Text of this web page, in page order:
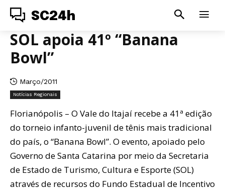
SC24h
SOL apoia 41º “Banana
Bowl”
Março/2011
Notícias Regionais
Florianópolis – O Vale do Itajaí recebe a 41ª edição
do torneio infanto-juvenil de tênis mais tradicional
do país, o “Banana Bowl”. O evento, apoiado pelo
Governo de Santa Catarina por meio da Secretaria
de Estado de Turismo, Cultura e Esporte (SOL)
através de recursos do Fundo Estadual de Incentivo